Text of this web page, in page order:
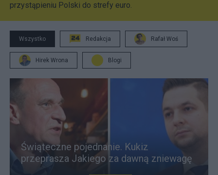
przystąpieniu Polski do strefy euro.
Wszystko Redakcja Rafał Woś
Hirek Wrona Blogi
Świąteczne pojednanie. Kukiz
przeprasza Jakiego za dawną zniewagę